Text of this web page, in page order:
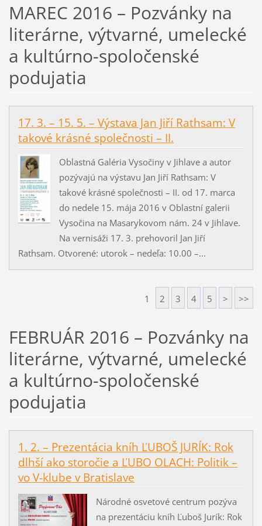
MAREC 2016 – Pozvánky na
literárne, výtvarné, umelecké
a kultúrno-spoločenské
podujatia
17. 3. – 15. 5. – Výstava Jan Jiří Rathsam: V
takové krásné společnosti – II.
Oblastná Galéria Vysočiny v Jihlave a autor
pozývajú na výstavu Jan Jiří Rathsam: V
takové krásné společnosti – II. od 17. marca
do nedele 15. mája 2016 v Oblastní galerii
Vysočina na Masarykovom nám. 24 v Jihlave.
Na vernisáži 17. 3. prehovoril Jan Jiří
Rathsam. Otvorené: utorok – nedeľa: 10.00 –...
1 2 3 4 5 > >>
FEBRUÁR 2016 – Pozvánky na
literárne, výtvarné, umelecké
a kultúrno-spoločenské
podujatia
1. 2. – Prezentácia kníh ĽUBOŠ JURÍK: Rok
dlhší ako storočie a ĽUBO OLACH: Politik –
vo V-klube v Bratislave
Národné osvetové centrum pozýva
na prezentáciu kníh Ľuboš Jurík: Rok